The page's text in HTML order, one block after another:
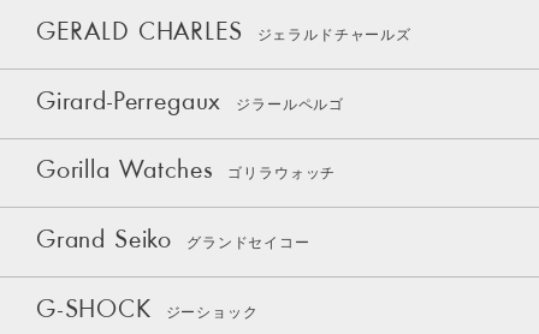
GERALD CHARLES ジェラルドチャールズ
Girard-Perregaux ジラールペルゴ
Gorilla Watches ゴリラウォッチ
Grand Seiko グランドセイコー
G-SHOCK ジーショック